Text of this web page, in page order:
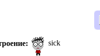
sick